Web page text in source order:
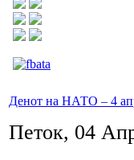
Денот на НАТО – 4
Петок, 04